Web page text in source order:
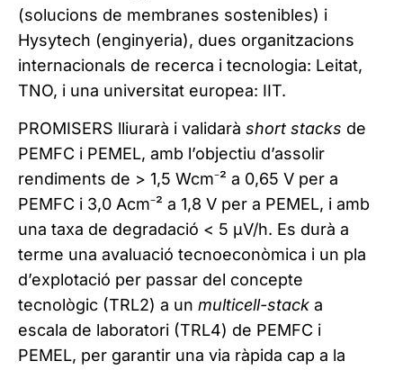
(solucions de membranes sostenibles) i
Hysytech (enginyeria), dues organitzacions
internacionals de recerca i tecnologia: Leitat,
TNO, i una universitat europea: IIT.
PROMISERS lliurarà i validarà short stacks de
PEMFC i PEMEL, amb l’objectiu d’assolir
rendiments de > 1,5 Wcm⁻² a 0,65 V per a
PEMFC i 3,0 Acm⁻² a 1,8 V per a PEMEL, i amb
una taxa de degradació < 5 µV/h. Es durà a
terme una avaluació tecnoeconòmica i un pla
d’explotació per passar del concepte
tecnològic (TRL2) a un multicell-stack a
escala de laboratori (TRL4) de PEMFC i
PEMEL, per garantir una via ràpida cap a la